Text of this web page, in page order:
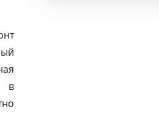
в